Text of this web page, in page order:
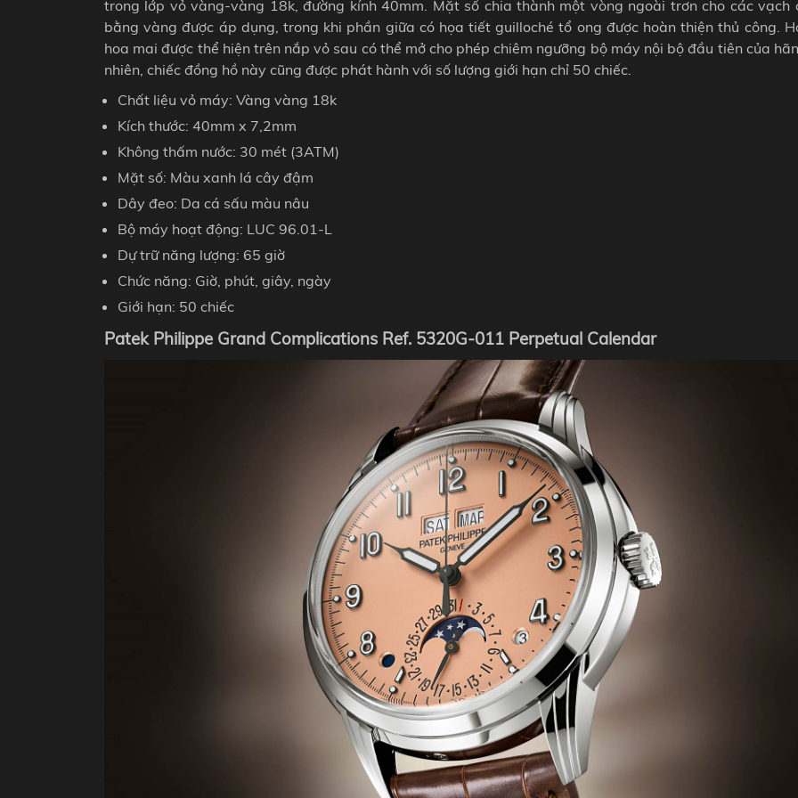
trong lớp vỏ vàng-vàng 18k, đường kính 40mm. Mặt số chia thành một vòng ngoài trơn cho các vạch
bằng vàng được áp dụng, trong khi phần giữa có họa tiết guilloché tổ ong được hoàn thiện thủ công.
hoa mai được thể hiện trên nắp vỏ sau có thể mở cho phép chiêm ngưỡng bộ máy nội bộ đầu tiên của
nhiên, chiếc đồng hồ này cũng được phát hành với số lượng giới hạn chỉ 50 chiếc.
Chất liệu vỏ máy: Vàng vàng 18k
Kích thước: 40mm x 7,2mm
Không thấm nước: 30 mét (3ATM)
Mặt số: Màu xanh lá cây đậm
Dây đeo: Da cá sấu màu nâu
Bộ máy hoạt động: LUC 96.01-L
Dự trữ năng lượng: 65 giờ
Chức năng: Giờ, phút, giây, ngày
Giới hạn: 50 chiếc
Patek Philippe Grand Complications Ref. 5320G-011 Perpetual Calendar